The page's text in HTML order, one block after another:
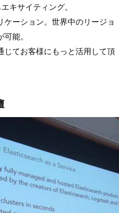
サイティング。
ーション。世界中のリージョ
能。
てお客様にもっと活用して頂